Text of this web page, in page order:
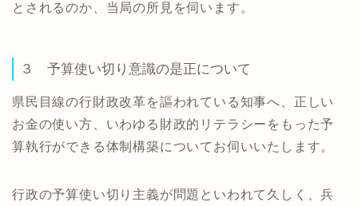
とされるのか、当局の所見を伺います。
３ 予算使い切り意識の是正について
県民目線の行財政改革を謳われている知事へ、正しい
お金の使い方、いわゆる財政的リテラシーをもった予
算執行ができる体制構築についてお伺いいたします。
行政の予算使い切り主義が問題といわれて久しく、兵